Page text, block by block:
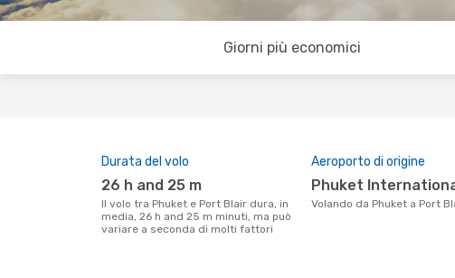
Giorni più economici
Durata del volo
26 h and 25 m
Il volo tra Phuket e Port Blair dura, in
media, 26 h and 25 m minuti, ma può
variare a seconda di molti fattori
Aeroporto di origine
Phuket
Volando da Phuket a Port